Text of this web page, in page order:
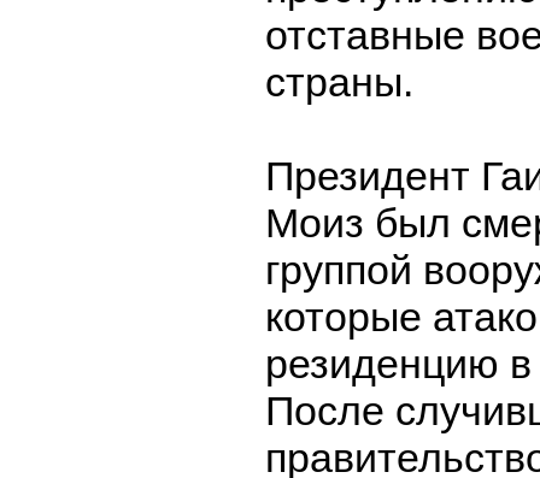
отставные
страны.
Президент
Моиз был
группой
которые
резиденцию в
После